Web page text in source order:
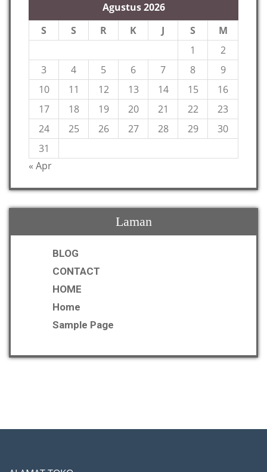
Agustus 2026
S
S R K J S
M
1
2
3
4 5 6 7 8
9
10
11 12 13 14 15
16
17
18 19 20 21 22
23
24
25 26 27 28 29
30
31
« Apr
Laman
BLOG
CONTACT
HOME
Home
Sample Page